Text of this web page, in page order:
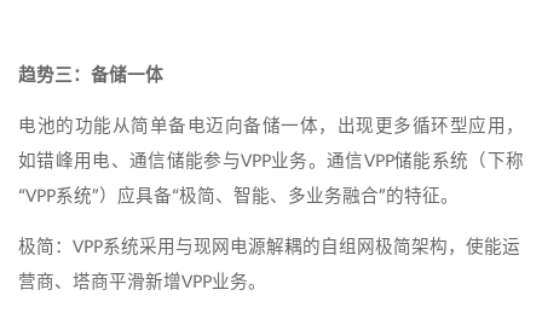
趋势三：备储一体
电池的功能从简单备电迈向备储一体，出现更多循环型应用，
如错峰用电、通信储能参与VPP业务。通信VPP储能系统（下称
“VPP系统”）应具备“极简、智能、多业务融合”的特征。
极简：VPP系统采用与现网电源解耦的自组网极简架构，使能运
营商、塔商平滑新增VPP业务。